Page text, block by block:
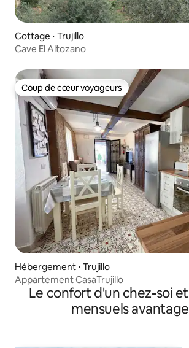
Cottage ⋅ Trujillo
Cave El Altozano
Coup de cœur voyageurs
Coup de cœur voyageurs
Hébergement ⋅ Trujillo
Appartement CasaTrujillo
Le confort d'un chez-soi
mensuels